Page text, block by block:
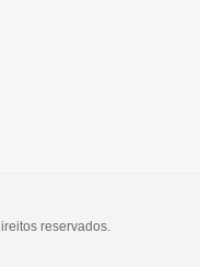
reservados.